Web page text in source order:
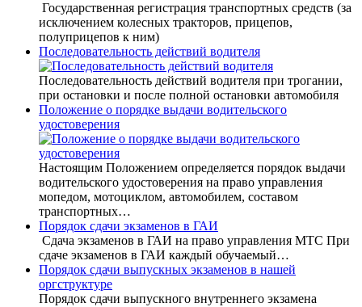
Государственная регистрация транспортных средств (за
исключением колесных тракторов, прицепов,
полуприцепов к ним)
Последовательность действий водителя
Последовательность действий водителя при трогании,
при остановки и после полной остановки автомобиля
Положение о порядке выдачи водительского
удостоверения
Настоящим Положением определяется порядок выдачи
водительского удостоверения на право управления
мопедом, мотоциклом, автомобилем, составом
транспортных…
Порядок сдачи экзаменов в ГАИ
Сдача экзаменов в ГАИ на право управления МТС При
сдаче экзаменов в ГАИ каждый обучаемый…
Порядок сдачи выпускных экзаменов в нашей
оргструктуре
Порядок сдачи выпускного внутреннего экзамена